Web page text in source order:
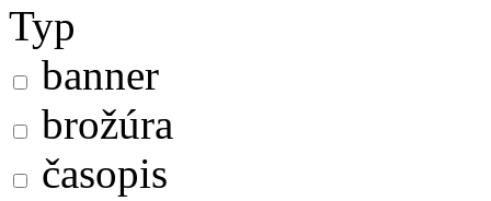
Typ
banner
brožúra
časopis